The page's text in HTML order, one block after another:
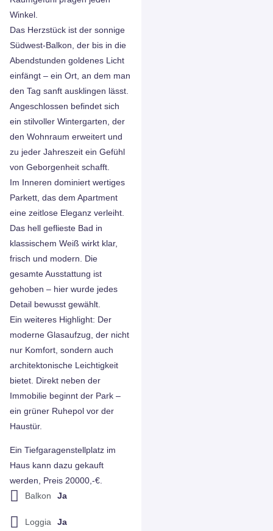
Winkel.
Das Herzstück ist der sonnige
Südwest-Balkon, der bis in die
Abendstunden goldenes Licht
einfängt – ein Ort, an dem man
den Tag sanft ausklingen lässt.
Angeschlossen befindet sich
ein stilvoller Wintergarten, der
den Wohnraum erweitert und
zu jeder Jahreszeit ein Gefühl
von Geborgenheit schafft.
Im Inneren dominiert wertiges
Parkett, das dem Apartment
eine zeitlose Eleganz verleiht.
Das hell geflieste Bad in
klassischem Weiß wirkt klar,
frisch und modern. Die
gesamte Ausstattung ist
gehoben – hier wurde jedes
Detail bewusst gewählt.
Ein weiteres Highlight: Der
moderne Glasaufzug, der nicht
nur Komfort, sondern auch
architektonische Leichtigkeit
bietet. Direkt neben der
Immobilie beginnt der Park –
ein grüner Ruhepol vor der
Haustür.
Ein Tiefgaragenstellplatz im
Haus kann dazu gekauft
werden, Preis 20000,-€.
Balkon
Ja
Loggia Ja